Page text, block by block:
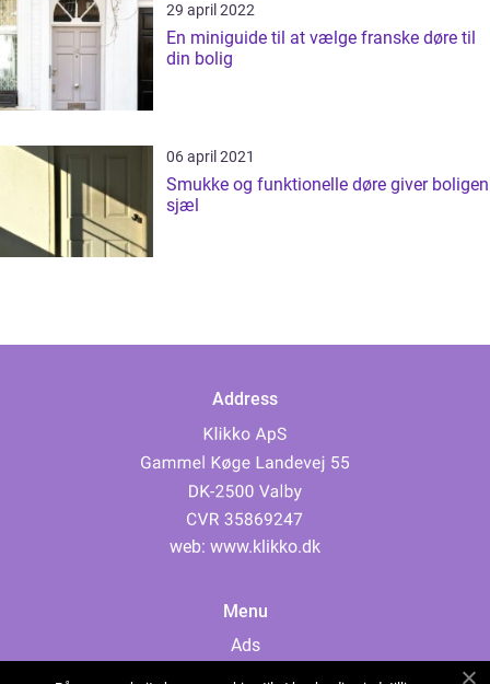
29 april 2022
En miniguide til at vælge franske døre til
din bolig
06 april 2021
Smukke og funktionelle døre giver boligen
sjæl
Address
web: www.klikko.dk
Menu
Ads